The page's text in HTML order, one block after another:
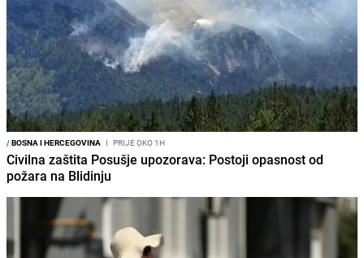
/BOSNA I HERCEGOVINA I PRIJE OKO 1H
Civilna zaštita Posušje upozorava: Postoji opasnost od
požara na Blidinju